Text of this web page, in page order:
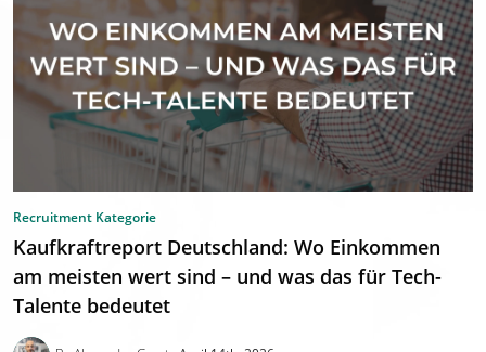
Recruitment Kategorie
Kaufkraftreport Deutschland: Wo Einkommen
am meisten wert sind – und was das für Tech-
Talente bedeutet